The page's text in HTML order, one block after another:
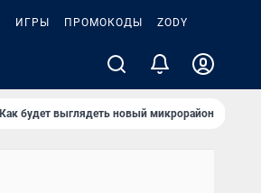
ИГРЫ ПРОМОКОДЫ ZODY
Как будет выглядеть новый микрорайон